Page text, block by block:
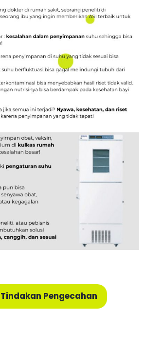
Pengecahan